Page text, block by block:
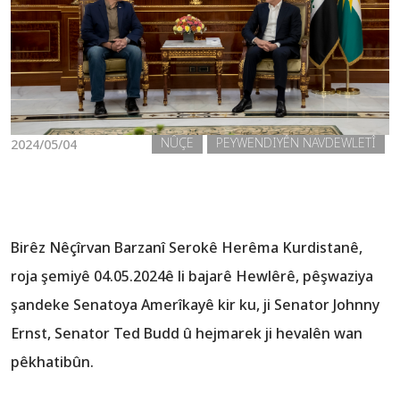
2024/05/04 PEYWENDIYÊN NAVDEWLETÎ
NÛÇE
Birêz Nêçîrvan Barzanî Serokê Herêma Kurdistanê,
roja şemiyê 04.05.2024ê li bajarê Hewlêrê, pêşwaziya
şandeke Senatoya Amerîkayê kir ku, ji Senator Johnny
Ernst, Senator Ted Budd û hejmarek ji hevalên wan
pêkhatibûn.